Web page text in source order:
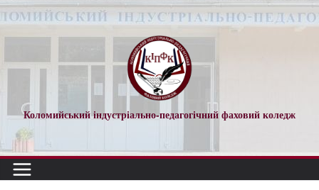
Перейти
до
Коломийський індустріально-педагогічний фаховий коледж